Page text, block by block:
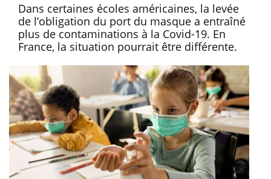
Dans certaines écoles américaines, la levée
de l’obligation du port du masque a entraîné
plus de contaminations à la Covid-19. En
France, la situation pourrait être différente.